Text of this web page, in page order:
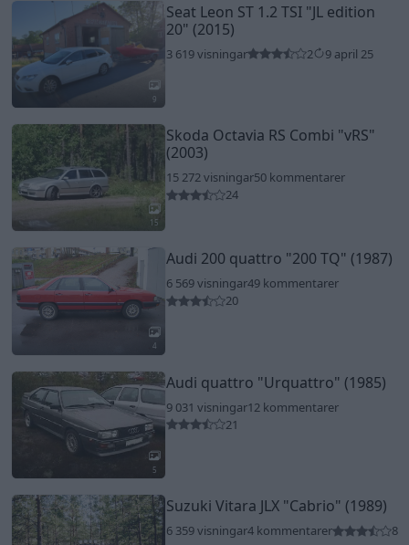
9
Seat Leon ST 1.2 TSI "JL edition
20" (2015)
3 619 visningar 2 9 april 25
15
Skoda Octavia RS Combi "vRS"
(2003)
15 272 visningar50 kommentarer
24
4
Audi 200 quattro "200 TQ" (1987)
6 569 visningar49 kommentarer
20
5
Audi quattro "Urquattro" (1985)
9 031 visningar12 kommentarer
21
Suzuki Vitara JLX "Cabrio" (1989)
6 359 visningar4 kommentarer 8